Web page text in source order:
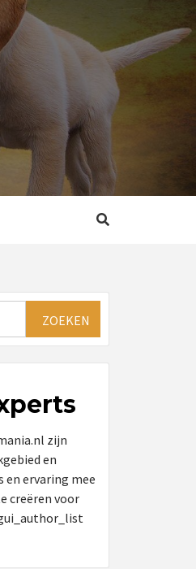
zijn
en
en ervaring mee
creëren voor